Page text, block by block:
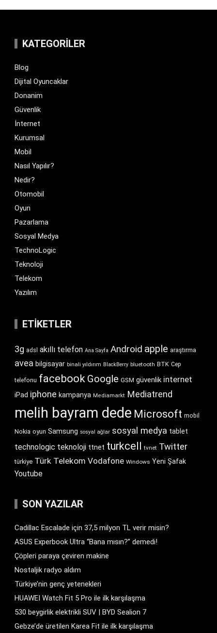
KATEGORILER
Blog
Dijital Oyuncaklar
Donanim
Güvenlik
İnternet
Kurumsal
Mobil
Nasıl Yapılır?
Nedir?
Otomobil
Oyun
Pazarlama
Sosyal Medya
TechnoLogic
Teknoloji
Telekom
Yazılım
ETIKETLER
3g adsl akıllı telefon Ana Sayfa Android apple araştırma
avea bilgisayar binali yıldırım BlackBerry bluetooth BTK Cep
telefonu facebook Google GSM güvenlik internet
iPad iphone kampanya Mediamarkt Mediatrend
melih bayram dede Microsoft mobil
Nokia oyun Samsung sosyal ağlar sosyal medya tablet
technologic teknoloji ttnet turkcell tvnet Twitter
türkiye Türk Telekom Vodafone Windows Yeni Şafak
Youtube
SON YAZILAR
Cadillac Escalade için 37,5 milyon TL verir misin?
ASUS Experbook Ultra “Bana mısın?” demedi!
Çöpleri paraya çeviren makine
Nostaljik radyo aldım
Türkiye’nin genç yetenekleri
HUAWEI Watch Fit 5 Pro ile ilk karşılaşma
530 beygirlik elektrikli SUV | BYD Sealion 7
Gebze’de üretilen Karea Fit ile ilk karşılaşma